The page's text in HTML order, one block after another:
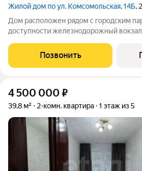
Жилой дом по ул. Комсомольская, 14Б,
Дом расположен рядом с городским
доступности железнодорожный
котел, есть радиаторы отопления,
(розетки, выключатели).
Позвонить
4 500 000 ₽
39,8 м² 2-комн. квартира 1 этаж из 5